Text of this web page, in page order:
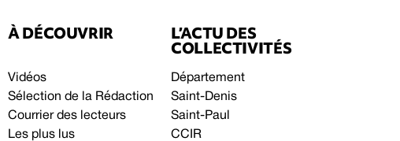
À DÉCOUVRIR
Vidéos
Sélection de la Rédaction
Courrier des lecteurs
Les plus lus
L’ACTU DES
COLLECTIVITÉS
Département
Saint-Denis
Saint-Paul
CCIR